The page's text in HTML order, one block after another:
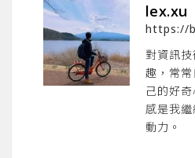
lex.xu
https://
對資訊
趣，常
己的好
感是我
動力。